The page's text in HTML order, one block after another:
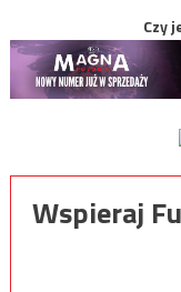
Czy
Wspieraj